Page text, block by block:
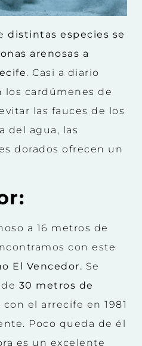
distintas especies se
arenosas a
. Casi a diario
los cardúmenes de
las fauces de los
del agua, las
dorados ofrecen un
a 16 metros de
con este
El Vencedor. Se
30 metros de
el arrecife en 1981
Poco queda de él
es un excelente